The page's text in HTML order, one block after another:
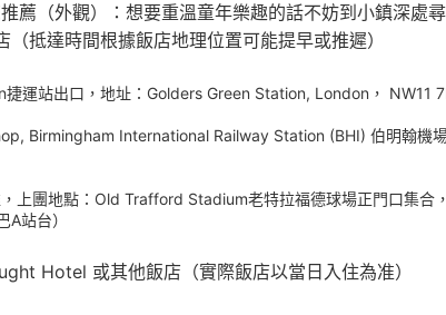
薦（外觀）：想要重溫童年樂趣的話不妨到小鎮深處
抵達時間根據飯店地理位置可能提早或推遲）
運站出口，地址：Golders Green Station, London， NW11
Birmingham International Railway Station (BHI) 伯明翰機
上團地點：Old Trafford Stadium老特拉福德球場正門口集合
站台）
Hotel 或其他飯店（實際飯店以當日入住為准）